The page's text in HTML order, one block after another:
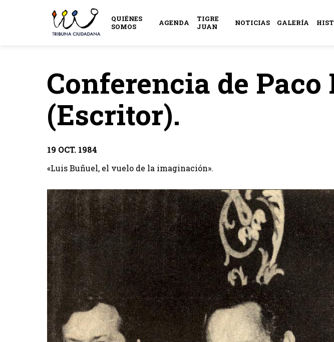
QUIÉNES
SOMOS
AGENDA
TIGRE
JUAN
NOTICIAS GALERÍA
Conferencia de
(Escritor).
19 OCT. 1984
«Luis Buñuel, el vuelo de la imaginación».